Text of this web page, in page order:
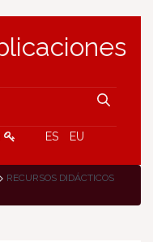
ES EU
RECURSOS DIDÁCTICOS